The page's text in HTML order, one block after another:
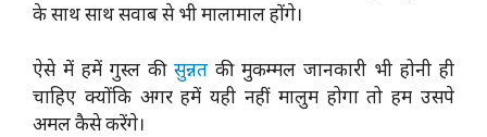
के साथ साथ सवाब से भी मालामाल होंगे।
ऐसे में हमें गुस्ल की सुन्नत की मुकम्मल जानकारी भी होनी ही
चाहिए क्योंकि अगर हमें यही नहीं मालुम होगा तो हम उसपे
अमल कैसे करेंगे।